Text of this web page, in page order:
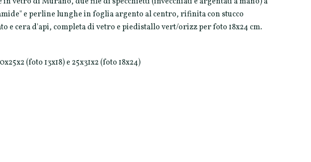
e perline lunghe in foglia argento al centro, rifinita con stucco
e cera d'api, completa di vetro e piedistallo vert/orizz per foto 18x24 cm.
(foto 13x18) e 25x31x2 (foto 18x24)